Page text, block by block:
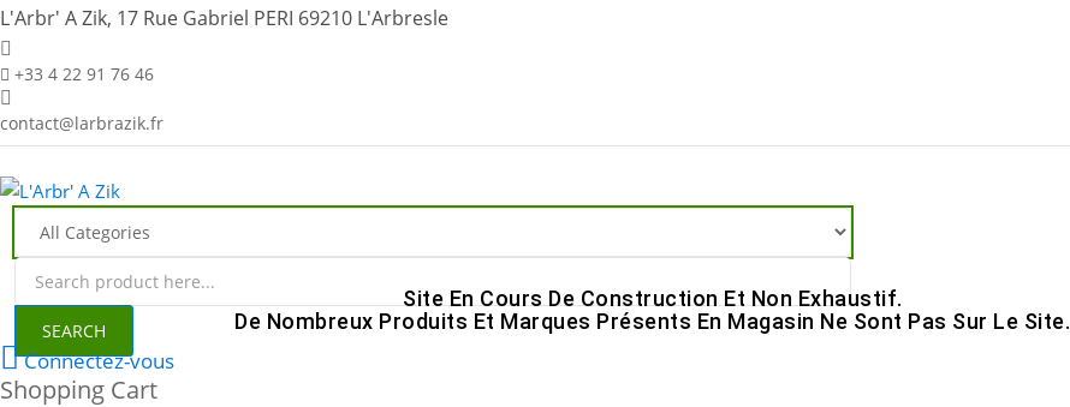
L'Arbr' A Zik, 17 Rue Gabriel PERI 69210 L'Arbresle
+33 4 22 91 76 46
contact@larbrazik.fr
SEARCH
Site En Cours De Construction Et Non Exhaustif.
De Nombreux Produits Et Marques Présents En Magasin Ne Sont Pas Sur Le Site.
Connectez-vous
Shopping Cart